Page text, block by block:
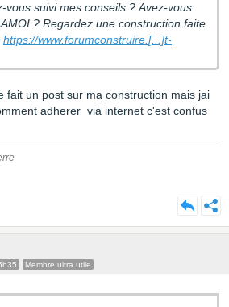
vous suivi mes conseils ? Avez-vous
? Regardez une construction faite
https://www.forumconstruire.[...]t-
fait un post sur ma construction mais jai
adherer via internet c'est confus
Membre ultra utile